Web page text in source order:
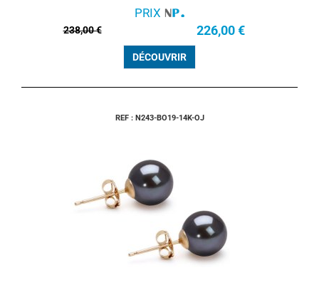
PRIX
238,00 € 226,00 €
DÉCOUVRIR
REF : N243-BO19-14K-OJ